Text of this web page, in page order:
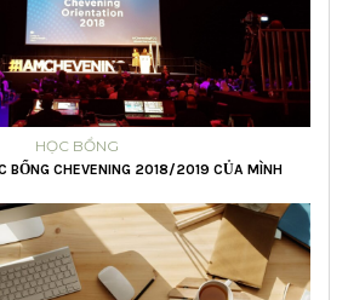
HỌC BỔNG
BỔNG CHEVENING 2018/2019 CỦA MÌNH